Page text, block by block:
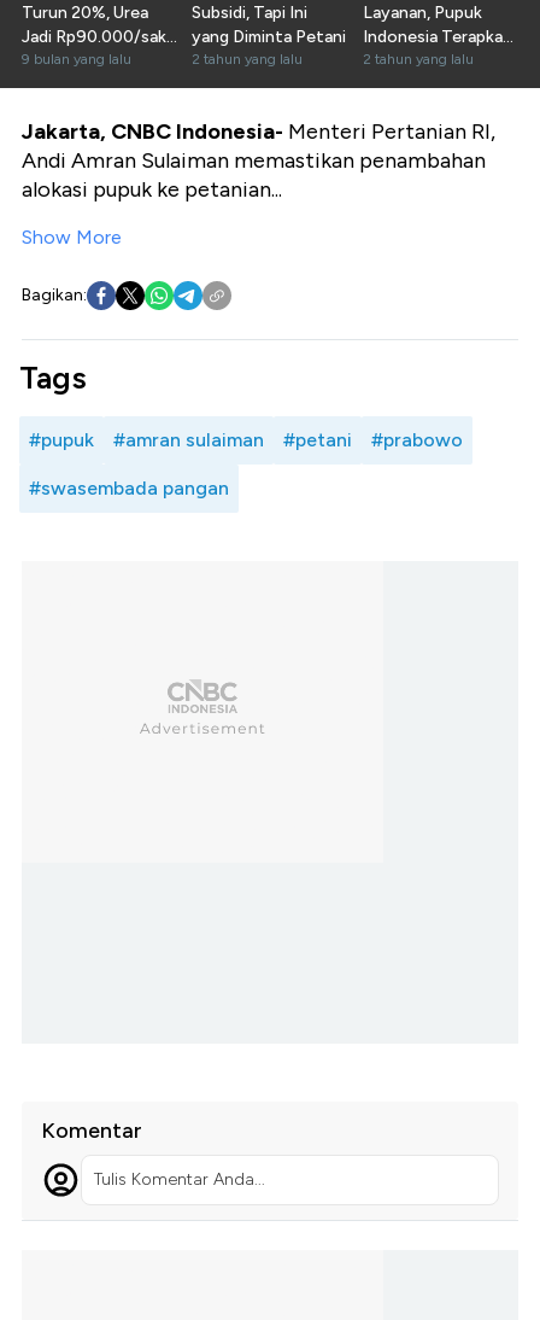
Turun 20%, Urea
Jadi Rp90.000/sak
Seluruh Indonesia
9 bulan yang lalu
Subsidi, Tapi Ini
yang Diminta Petani
2 tahun yang lalu
Layanan, Pupuk
Indonesia Terapkan
Digitalisasi
2 tahun yang lalu
Jakarta, CNBC Indonesia- Menteri Pertanian RI,
Andi Amran Sulaiman memastikan penambahan
alokasi pupuk ke petanian...
Show More
Bagikan:
Tags
#pupuk #amran sulaiman #petani #prabowo
#swasembada pangan
Komentar
Tulis Komentar Anda...